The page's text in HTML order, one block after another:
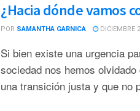
¿Hacia dónde vamos
POR SAMANTHA GARNICA DICIEMBRE
Si bien existe una urgencia
sociedad nos hemos
una transición justa y que no